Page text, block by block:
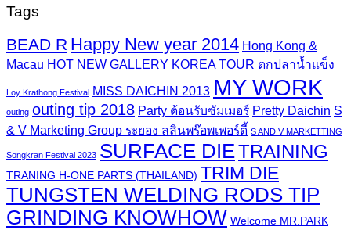
Tags
BEAD R Happy New year 2014 Hong Kong &
Macau HOT NEW GALLERY KOREA TOUR ตกปลาน้ำแข็ง
Loy Krathong Festival MISS DAICHIN 2013 MY WORK
outing outing tip 2018 Party ต้อนรับซัมเมอร์ Pretty Daichin S
& V Marketing Group ระยอง ลลินพร๊อพเพอร์ตี้ S AND V MARKETTING
Songkran Festival 2023 SURFACE DIETRAINING
TRANING H-ONE PARTS (THAILAND) TRIM DIE
TUNGSTEN WELDING RODS TIP
GRINDING KNOWHOW Welcome MR.PARK